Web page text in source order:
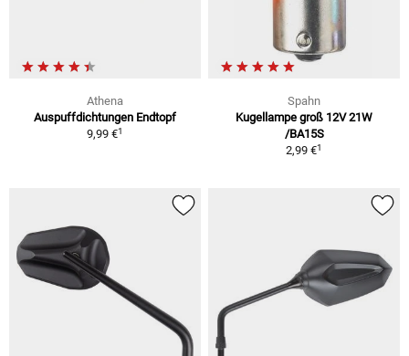
Athena
Auspuffdichtungen Endtopf
9,99 €1
Spahn
Kugellampe groß 12V 21W
/BA15S
2,99 €1